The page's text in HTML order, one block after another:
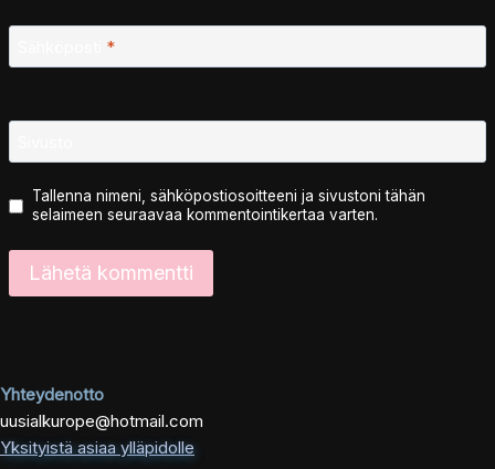
*
Tallenna nimeni, sähköpostiosoitteeni ja sivustoni tähän
selaimeen seuraavaa kommentointikertaa varten.
Yhteydenotto
uusialkurope@hotmail.com
Yksityistä asiaa ylläpidolle